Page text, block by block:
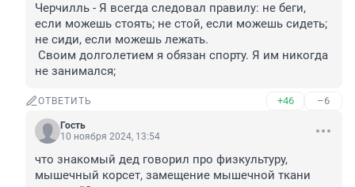
Черчилль - Я всегда следовал правилу: не беги,
если можешь стоять; не стой, если можешь сидеть;
не сиди, если можешь лежать.
Своим долголетием я обязан спорту. Я им никогда
не занимался;
ОТВЕТИТЬ +46 –6
Гость
10 ноября 2024, 13:54
что знакомый дед говорил про физкультуру,
мышечный корсет, замещение мышечной ткани